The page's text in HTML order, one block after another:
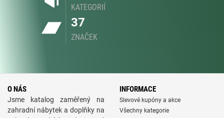
KATEGORIÍ
37
ZNAČEK
O NÁS
Jsme katalog zaměřený na
zahradní nábytek a doplňky na
INFORMACE
Slevové kupóny a akce
Všechny kategorie